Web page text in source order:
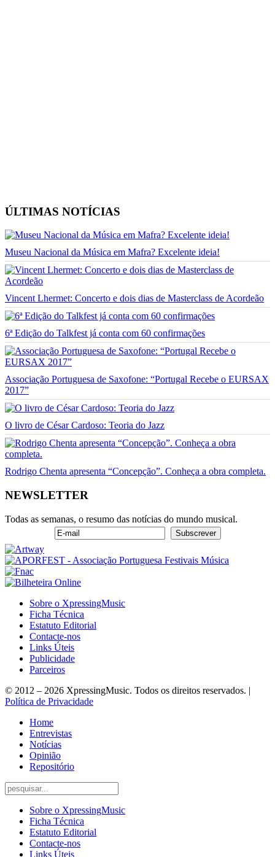
ÚLTIMAS NOTÍCIAS
Museu Nacional da Música em Mafra? Excelente ideia!
Vincent Lhermet: Concerto e dois dias de Masterclass de Acordeão
6ª Edição do Talkfest já conta com 60 confirmações
Associação Portuguesa de Saxofone: “Portugal Recebe o EURSAX
2017”
O livro de César Cardoso: Teoria do Jazz
Rodrigo Chenta apresenta “Concepção”. Conheça a obra completa.
NEWSLETTER
Todas as semanas, o resumo das notícias do mundo musical.
Sobre o XpressingMusic
Ficha Técnica
Estatuto Editorial
Contacte-nos
Links Úteis
Publicidade
Parceiros
© 2012 – 2026 XpressingMusic. Todos os direitos reservados. |
Política de Privacidade
Home
Entrevistas
Notícias
Opinião
Repositório
Sobre o XpressingMusic
Ficha Técnica
Estatuto Editorial
Contacte-nos
Links Úteis